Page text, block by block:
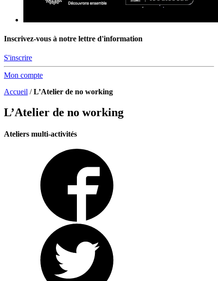
Inscrivez-vous à notre lettre d'information
S'inscrire
Mon compte
Accueil /L’Atelier de no working
L’Atelier de no working
Ateliers multi-activités